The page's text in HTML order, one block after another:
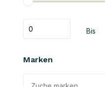
Bis
Marken